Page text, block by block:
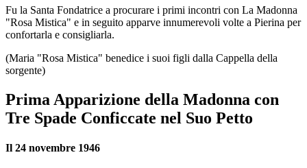
Fu la Santa Fondatrice a procurare i primi incontri con La Madonna
"Rosa Mistica" e in seguito apparve innumerevoli volte a Pierina per
confortarla e consigliarla.
(Maria "Rosa Mistica" benedice i suoi figli dalla Cappella della
sorgente)
Prima Apparizione della Madonna con
Tre Spade Conficcate nel Suo Petto
Il 24 novembre 1946